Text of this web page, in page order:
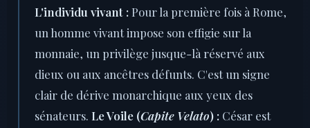
L'individu vivant : Pour la première fois à Rome,
un homme vivant impose son effigie sur la
monnaie, un privilège jusque-là réservé aux
dieux ou aux ancêtres défunts. C'est un signe
clair de dérive monarchique aux yeux des
sénateurs. Le Voile (Capite Velato) : César est